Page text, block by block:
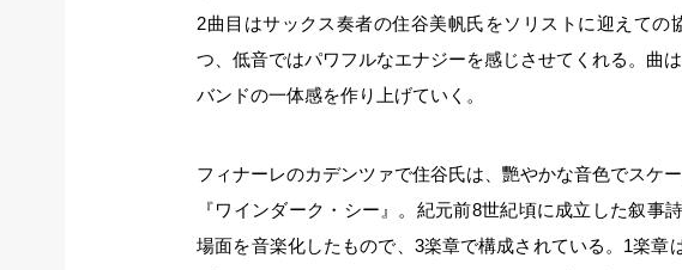
2曲目はサックス奏者の住谷美帆氏をソリストに迎えて
つ、低音ではパワフルなエナジーを感じさせてくれる。曲
バンドの一体感を作り上げていく。
フィナーレのカデンツァで住谷氏は、艷やかな音色でスケ
『ワインダーク・シー』。紀元前8世紀頃に成立した叙
場面を音楽化したもので、3楽章で構成されている。1楽章